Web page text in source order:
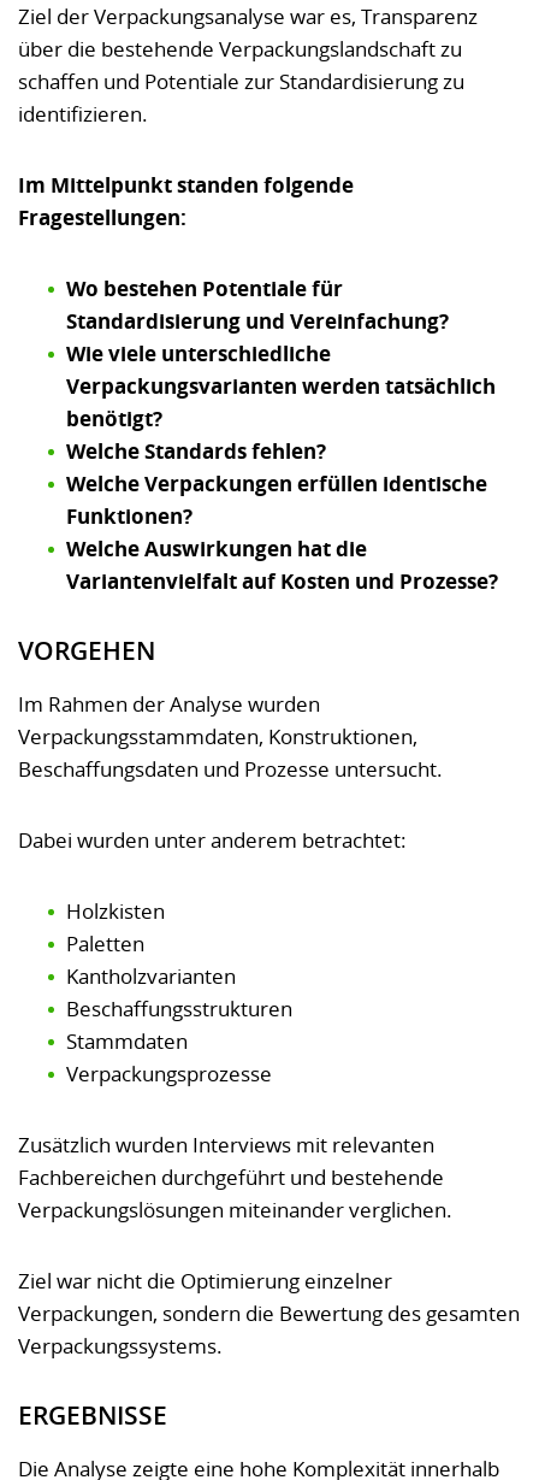
Ziel der Verpackungsanalyse war es, Transparenz
über die bestehende Verpackungslandschaft zu
schaffen und Potentiale zur Standardisierung zu
identifizieren.
Im Mittelpunkt standen folgende
Fragestellungen:
Wo bestehen Potentiale für
Standardisierung und Vereinfachung?
Wie viele unterschiedliche
Verpackungsvarianten werden tatsächlich
benötigt?
Welche Standards fehlen?
Welche Verpackungen erfüllen identische
Funktionen?
Welche Auswirkungen hat die
Variantenvielfalt auf Kosten und Prozesse?
VORGEHEN
Im Rahmen der Analyse wurden
Verpackungsstammdaten, Konstruktionen,
Beschaffungsdaten und Prozesse untersucht.
Dabei wurden unter anderem betrachtet:
Holzkisten
Paletten
Kantholzvarianten
Beschaffungsstrukturen
Stammdaten
Verpackungsprozesse
Zusätzlich wurden Interviews mit relevanten
Fachbereichen durchgeführt und bestehende
Verpackungslösungen miteinander verglichen.
Ziel war nicht die Optimierung einzelner
Verpackungen, sondern die Bewertung des gesamten
Verpackungssystems.
ERGEBNISSE
Die Analyse zeigte eine hohe Komplexität innerhalb